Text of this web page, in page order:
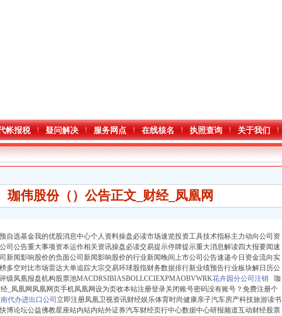
帐报税 疑问解决 服务网点 在线核名 执照查询 关于我们
珈伟股份（）公告正文_财经_凤凰网
自选基金我的优股消息中心个人资料操盘必读市场速览投资工具技术指标主力动向公司资
司公告重大事项资本运作相关资讯操盘必读交易提示停牌提示重大消息解读四大报要闻速
新闻影响股价的负面公司新闻影响股价的行业新闻晚间上市公司公告速递今日资金流向实
多空对比市场雷达大单追踪大宗交易环球股指财务数据排行新业绩预告行业板块解日历公
级凤凰报盘机构股票池MACDRSIBIASBOLLCCIEXPMAOBVWRK花卉园分公司注销 珈
_凤凰网凤凰网页手机凤凰网设为页收本站注册登录关闭账号密码没有账号？免费注册个
代办进出口公司 立即注册凤凰卫视资讯财经娱乐体育时尚健康亲子汽车房产科技旅游读书
博论坛公益佛教星座站内站内站外证券汽车财经页行中心数据中心研报频道互动财经股票